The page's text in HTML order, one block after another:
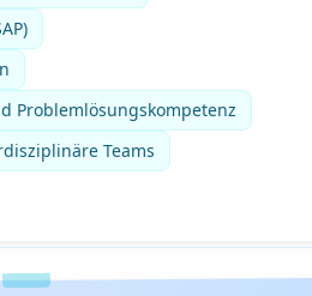
Problemlösungskompetenz
Teams